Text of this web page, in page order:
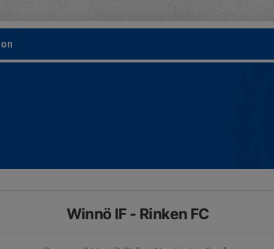
Winnö IF - Rinken FC